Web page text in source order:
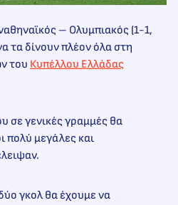
– Ολυμπιακός (1-1,
τα δίνουν πλέον όλα στη
του Κυπέλλου Ελλάδας
σε γενικές γραμμές θα
πολύ μεγάλες και
γκολ θα έχουμε να